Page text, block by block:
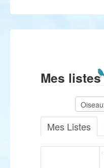
Mes listes
Mes Listes